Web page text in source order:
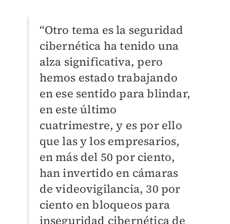
“Otro tema es la seguridad
cibernética ha tenido una
alza significativa, pero
hemos estado trabajando
en ese sentido para blindar,
en este último
cuatrimestre, y es por ello
que las y los empresarios,
en más del 50 por ciento,
han invertido en cámaras
de videovigilancia, 30 por
ciento en bloqueos para
inseguridad cibernética de